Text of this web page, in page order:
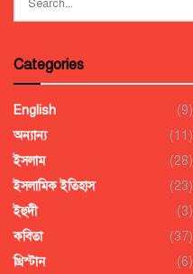
Categories
English
(9)
অন্যান্য
(11)
ইসলাম
(28)
ইসলামিক ইতিহাস
(23)
ইহুদী
(3)
কবিতা
(37)
খ্রিস্টান
(6)